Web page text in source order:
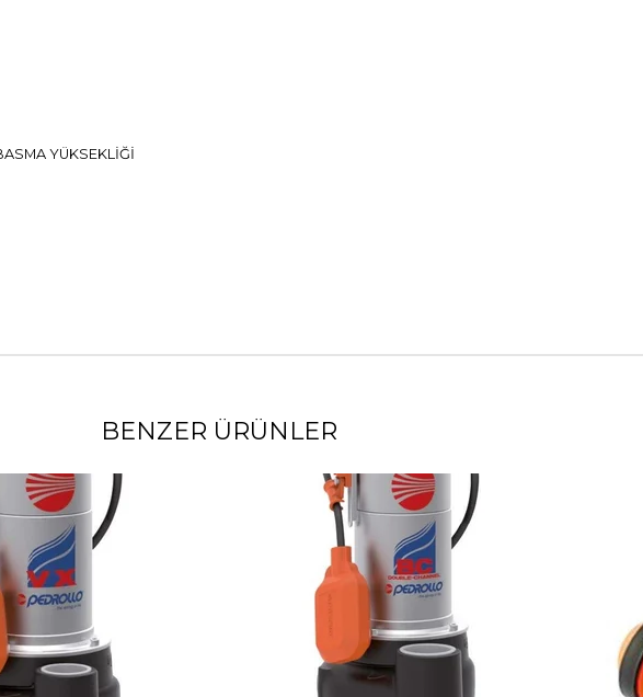
YÜKSEKLİĞİ
BENZER ÜRÜNLER